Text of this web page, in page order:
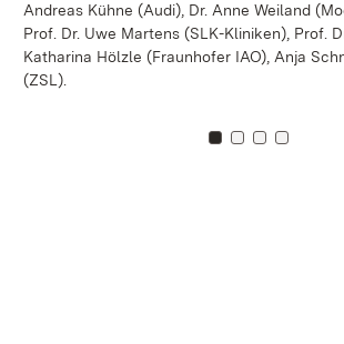
Andreas Kühne (Audi), Dr. Anne Weiland
Prof. Dr. Uwe Martens (SLK-Kliniken), Prof.
Katharina Hölzle (Fraunhofer IAO), Anja
(ZSL).
Zu Kachel: 0
Zu Kachel: 1
ZuZu